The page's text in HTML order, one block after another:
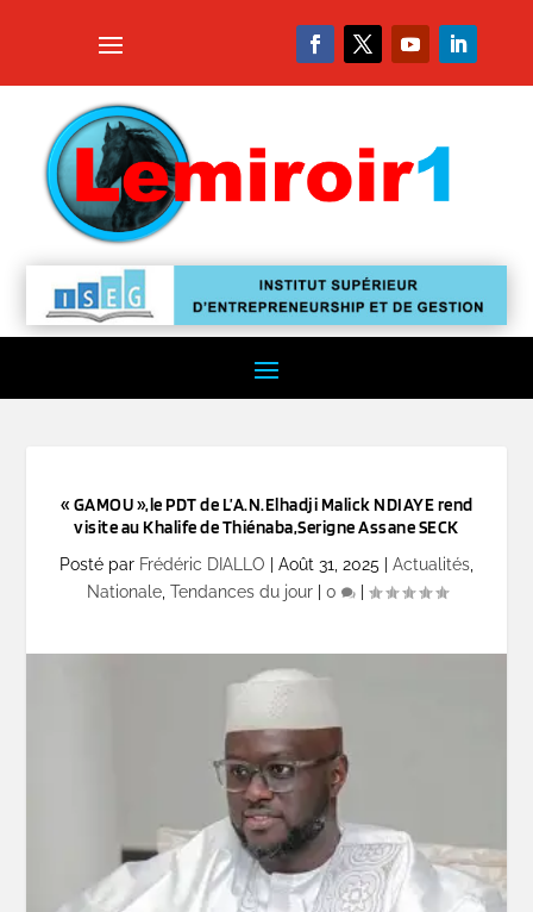
« GAMOU »,le PDT de L’A.N.Elhadji Malick NDIAYE rend
visite au Khalife de Thiénaba,Serigne Assane SECK
Posté par Frédéric DIALLO Août 31, 2025 Actualités
Nationale, Tendances du jour| 0 |